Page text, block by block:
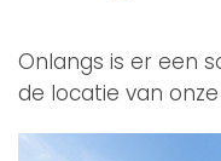
Onlangs is er een
de locatie van